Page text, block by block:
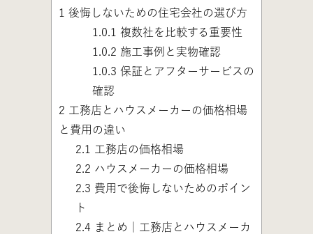
1 後悔しないための住宅会社の選び方
1.0.1 複数社を比較する重要性
1.0.2 施工事例と実物確認
1.0.3 保証とアフターサービスの
確認
2 工務店とハウスメーカーの価格相場
と費用の違い
2.1
工務店の価格相場
2.2 ハウスメーカーの価格相場
2.3 費用で後悔しないためのポイン
ト
2.4 まとめ｜工務店とハウスメーカ